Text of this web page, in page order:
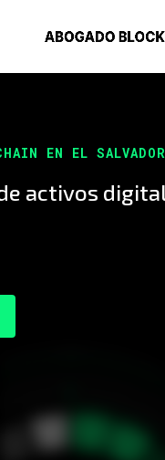
EN EL SALVADOR
activos